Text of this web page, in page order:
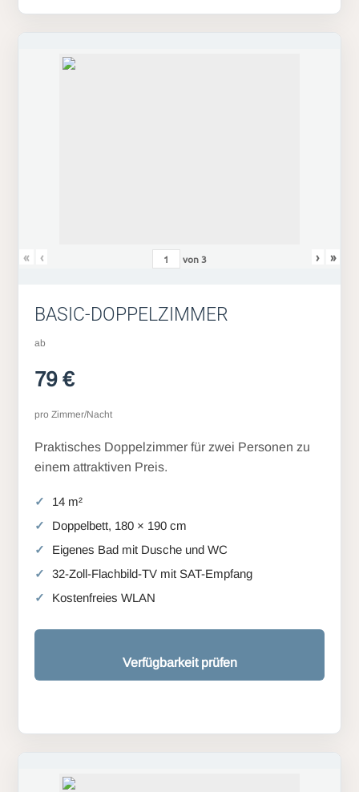
« ‹ von3 › »
BASIC-DOPPELZIMMER
ab
79 €
pro Zimmer/Nacht
Praktisches Doppelzimmer für zwei Personen zu
einem attraktiven Preis.
14 m²
Doppelbett, 180 × 190 cm
Eigenes Bad mit Dusche und WC
32-Zoll-Flachbild-TV mit SAT-Empfang
Kostenfreies WLAN
Verfügbarkeit prüfen